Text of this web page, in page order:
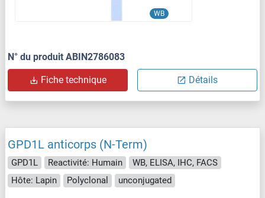
WB
N° du produit ABIN2786083
Fiche technique Détails
GPD1L anticorps (N-Term)
GPD1L Reactivité: Humain
WB, ELISA, IHC, FACS
Hôte: Lapin
Polyclonal unconjugated